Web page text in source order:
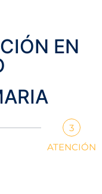
EN
3
ATENCIÓN